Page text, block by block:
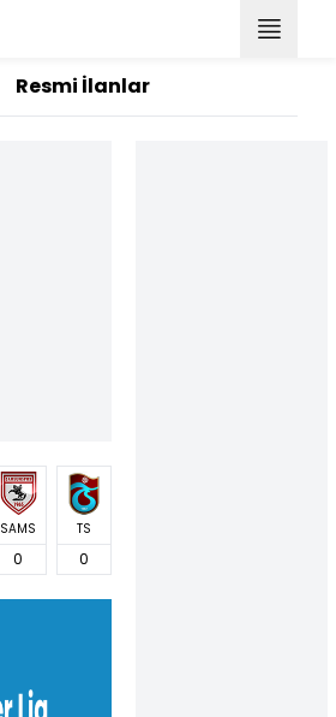
Resmi İlanlar
SAMS
0
TS
0